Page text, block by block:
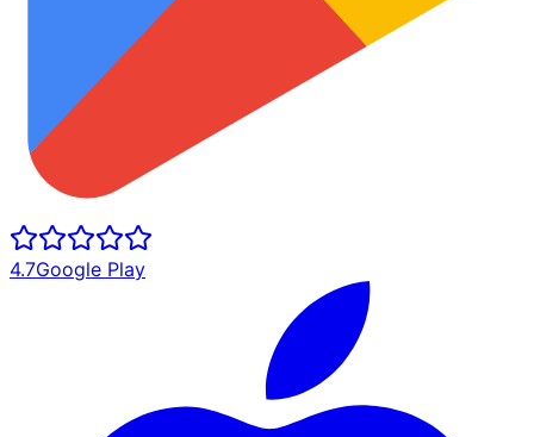
4.7Google Play